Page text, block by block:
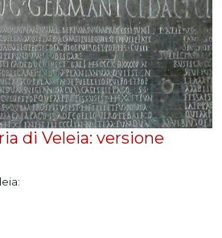
di Veleia: versione